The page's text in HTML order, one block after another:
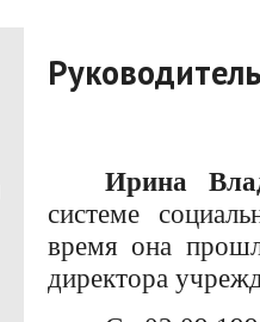
Руководитель
Ирина
системе
время она
директора